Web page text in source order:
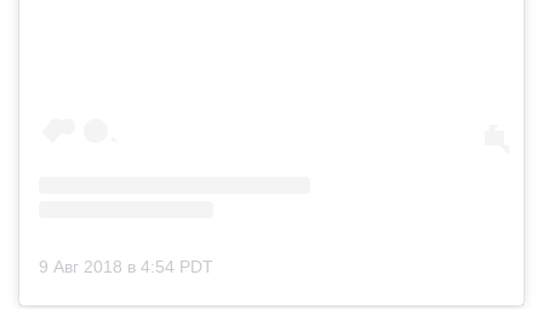
9 Авг 2018 в 4:54 PDT